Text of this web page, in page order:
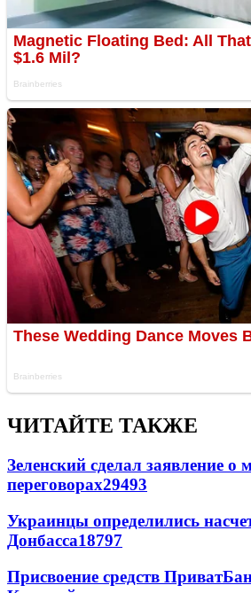
ЧИТАЙТЕ ТАКЖЕ
Зеленский сделал заявление о
переговорах29493
Украинцы определились
Донбасса18797
Присвоение средств